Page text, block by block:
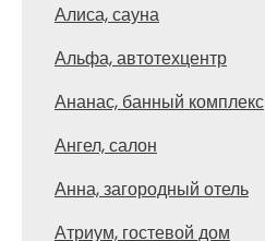
Алиса, сауна
Альфа, автотехцентр
Ананас, банный комплекс
Ангел, салон
Анна, загородный отель
Атриум, гостевой дом